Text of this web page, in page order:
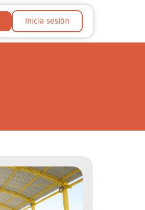
Inicia sesión